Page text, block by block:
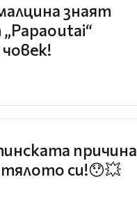
знаят
причина
си!😯💥